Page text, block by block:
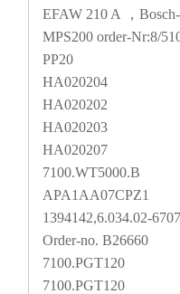
EFAW 210 A ，
MPS200 order-Nr:8/
PP20
HA020204
HA020202
HA020203
HA020207
7100.WT5000.B
APA1AA07CPZ1
1394142,6.034.02-
Order-no. B26660
7100.PGT120
7100.PGT120